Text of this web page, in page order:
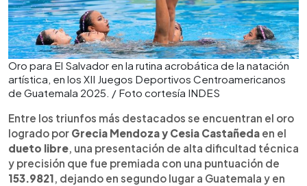
Oro para El Salvador en la rutina acrobática de la natación
artística, en los XII Juegos Deportivos Centroamericanos
de Guatemala 2025. / Foto cortesía INDES
Entre los triunfos más destacados se encuentran el oro
logrado por Grecia Mendoza y Cesia Castañeda en el
dueto libre, una presentación de alta dificultad técnica
y precisión que fue premiada con una puntuación de
153.9821, dejando en segundo lugar a Guatemala y en